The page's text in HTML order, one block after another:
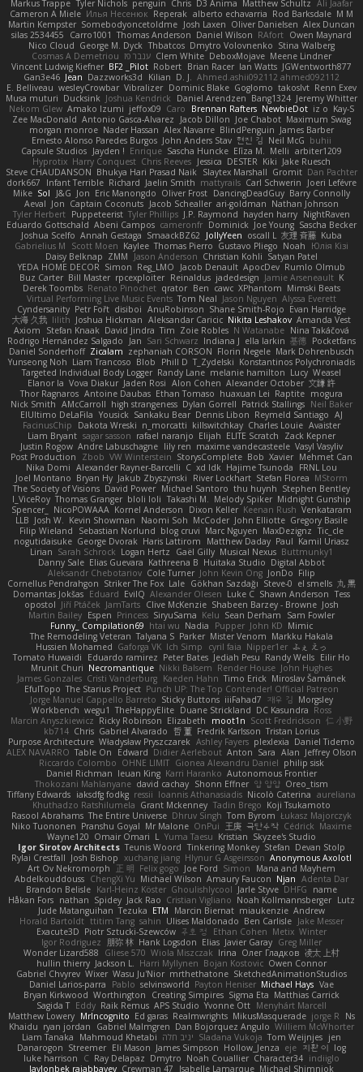
Markus Trappe Tyler Nichols penguin Chris D3 Anima Matthew Schultz Ali Jaafar
Cameron A Miele Илья Несенюк Reperak alberto echavarria Rod Barksdale M M
Martin Kempster Somebodyoncetoldme Josh Laxen Oliver Danielsen Alex Duncan
silas 2534455
Carro1001 Thomas Anderson Daniel Wilson RAfort Owen Maynard
Nico Cloud George M. Dyck Thbatcos Dmytro Volovnenko Stina Walberg
Cosmas A Demetriou ענבר פז Clem White DeboxMojave Meene Lindner
Vincent Ludwig Kiefner BF2 _Pilot Robert Brian Racer Ian Watts JGWentworth877
Gan3e46 Jean Dazzworks3d Kilian D. J.
Ahmed.ashii092112 ahmed092112
E. Belliveau wesleyCrowbar Vibralizer Dominic Blake Goglomo takoslvt Renn Exev
Musa muturi Ducksink Joshua Kendrick Daniel Arendzen Bang1324 Jeremy Whitter
Nekom Glew Amako Izumi jeffox09 Caro Brennan Rafters NewbieDot iz o Kay-S
Zee MacDonald Antonio Gasca-Alvarez Jacob Dillon Joe Chabot Maximum Swag
morgan monroe Nader Hassan Alex Navarre BlindPenguin James Barber
Ernesto Alonso Paredes Burgos John Anders Stav 현진 김 Neil McG buhii
Capsule Studios Jayden ! Enrique Sascha Huncke Elīza M. Melli arbiter1209
Hyprotix Harry Conquest Chris Reeves Jessica DESTER Kiki Jake Ruesch
Steve CHAUDANSON Bhukya Hari Prasad Naik Slaytex Marshall Gromit Dan Pachter
dork667
Infant Terrible Richard Jaelin Smith mattyrails Carl Schwerin
Joeri Lefévre
Mike Sol J&G Jon Eric Manongdo Oliver Frost DancingDeadGuy Barry Connolly
Aeval Jon Captain Coconuts Jacob Schealler ari-goldman Nathan Johnson
Tyler Herbert Puppeteerist Tyler Phillips J.P. Raymond hayden harry NightRaven
Eduardo Gottschald Abeni Campos cameronfr Dominick Joe Young Sascha Becker
Joshua Scelfo Annah Gestaga SmaackBZ62 JollyYeen oscall L 友理 斉藤 Kuba
Gabrielius M
Scott Moen Kaylee Thomas Pierro Gustavo Pliego Noah
Юлія Кізі
Daisy Belknap ZMM Jason Anderson Christian Kohli Satyan Patel
YEDA HOME DECOR Simon Reg_LMO Jacob Denault ApocDev Rumlo Olmub
Buz Carter Bill Master rpcexploiter Reinaldus jadedesign Jamie Arseneault K
Derek Toombs Renato Pinochet qrator Ben cawc XPhantom Mimski Beats
Virtual Performing Live Music Events Tom Neal Jason Nguyen Alyssa Everett
Cyndersanity Petr Fořt disiboi AnuRobinson Shane Smith-Rojo Evan Harridge
大海 久我 lilith Joshua Hickman Aleksandar Caricic Nikita Leshakov Amanda Vest
Axiom
Stefan Knaak David Jindra Tim Zoie Robles N Watanabe Nina Takáčová
Rodrigo Hernández Salgado
Jan Sari Schwarz Indiana J ella larkin 基德 Pocketfans
Daniel Sonderhoff Zicalam zephaniah CORSON Florin Negele Mark Dohrenbusch
Yunseong Noh Liam Trancoso Blob Phill D T_Zydelski Konstantinos Polychroniadis
Targeted Individual Body Logger Randy Lane melanie hamilton Lucy Weasel
Elanor la Vova Diakur Jaden Rosi Alon Cohen Alexander October 文謙 許
Thor Ragnaros Antoine Daubas Ethan Tomaso huaxuan Lei Raptite mogura
Nick Smith AMcCarroll high strangeness Dylan Gorrell Patrick Stallings Neil Baker
ElUltimo DeLaFila Yousick Sankaku Bear Dennis Libon Reymeld Santiago AJ
FacinusChip
Dakota Wreski n_morcatti killswitchkay Charles Louie Avaister
Liam Bryant sagar sasson rafael naranjo Elijah ELITE Scratch
Zack Kepner
Justin Rogow Andre Labuschagne lily ren maxime vandecasteele Vasyl Vasyliv
Post Production
Zbob VW Winterstein StorysComplete Bob Xavier Mehmet Can
Nika Domi Alexander Rayner-Barcelli C xd Idk Hajime Tsunoda
FRNL Lou
Joel Montano Bryan Hy Jakub Zbyszynski River Lockhart Stefan Florea MStorm
The Society of Visions David Power Michael Santoro thu huynh Stephen Bentley
I_ViceRoy Thomas Granger bloli loli Takashi M. Melody Spiker Midnight Gunship
Spencer_
NicoPOWAAA Kornel Anderson Dixon Keller Keenan Rush Venkataram
LLB Josh W. Kevin Showman Naomi Soh McCoder John Elliotte Gregory Basile
Filip Wieland
Sebastian Norlund blog cruvi Marc Nguyen MaxDezignz Tic_cle
nogutidaisuke George Dvorak Haris Lattirom Matthew Daday Paul Kamil Uriasz
Lirian Sarah Schrock Logan Hertz Gaël Gilly Musical Nexus Buttmunky1
Danny Sale Elias Guevara Kathreena B Huitaka Studio Digital Abbot
Aleksandr Chebotariov Cole Turner John Kevin Ong JonDo Filip
Cornellus Pendrahgon Striker The Fox Lale Gökhan Sazdağı Steve-0 el smells 丸 黒
Domantas Jokšas Eduard EvilQ Alexander Olesen Luke C Shawn Anderson Tess
opostol Jiří Ptáček JamTarts Clive McKenzie Shabeen Barzey - Browne Josh
Martin Bailey Espen Princess SiryuSama Kelu Sean Derham
Sam Fowler
Funny_ Compilation69 htai wu Nadia Pupper John KD Mimic
The Remodeling Veteran Talyana S Parker Mister Venom Markku Hakala
Hussien Mohamed Gaforga VK Ich Simp cyril faia Nipper1er ふぇ えっ
Tomato Huwaidi
Eduardo ramirez Peter Bates Jediah Pesu Randy Wells Eilir Ho
Mrunit Churi Necromantique Nikki Balsem Render House John Hughes
James Gonzales Cristi Vanderburg Kaeden Hahn Timo Erick Miroslav Šamánek
EfulTopo The Starius Project Punch UP: The Top Contender! Official Patreon
Jorge Manuel Cappello Barreto Sticky Buttons iiiFahad7 재우 김 Morgsley
Workbench wegu1 TheHappyElite Duane Strickland DC Kasundra Ross
Marcin Anyszkiewicz Ricky Robinson Elizabeth moot1n Scott Fredrickson 仁 小野
kb714 Chris Gabriel Alvarado 哲 董 Fredrik Karlsson Tristan Lorius
Purpose Architecture Władysław Pryszczarek Ashley Fayers plexlexia Daniel Tidemo
ALEX NAVARRO Table On Edward Didier Aerlebout Anton Sara Alan Jeffrey Olson
Riccardo Colombo OHNE LIMIT Gionea Alexandru Daniel philip sisk
Daniel Richman Ieuan King Karri Haranko Autonomous Frontier
Thokozani Mahlanyane david cachay Shonn Effner 얍 얍얍 Oreo_tism
Tiffany Edwards iaksdfg fodkg ressii Ioannis Athanasiadis Nicolò Caterina aureliana
Khuthadzo Ratshilumela Grant Mckenney Tadin Brego Koji Tsukamoto
Rasool Abrahams The Entire Universe Dhruv Singh Tom Byrom Łukasz Majorczyk
Niko Tuononen Pranshu Goyal Mr Malone OnPui 王庚 극단수작 Cédrick Maxime
Wayne120 Omair Omari L Yuma Taesu Kristian Skyzee's Studio
Igor Sirotov Architects Teunis Woord Tinkering Monkey Stefan Devan Stolp
Rylai Crestfall Josh Bishop xuchang jiang Hlynur G Asgeirsson Anonymous Axolotl
Art Ov Nekromorph
正 明 Felix gogo Joe Ford Simon
Mana and Mayhem
Abdelkouddouss ChengXi Yu Michael Wilson Amaury Faucon Njan Adenta Dar
Brandon Belisle Karl-Heinz Köster Ghoulishlycool Jarle Styve DHFG
name
Håkan Fors nathan Spidey Jack Rao Cristian Vigliano Noah Kollmannsberger Lutz
Jude Matanguihan Tezuka ETM Marcin Biernat miaukenzie Andrew
Horald Bartoldt ttitim Tang sahin Ulises Maldonado Ben Carlisle Jake Messer
Exacute3D Piotr Sztucki-Szewców 주호 정 Ethan Cohen Metix Winter
Igor Rodriguez
朋弥 林 Hank Logsdon Elias Javier Garay Greg Miller
Wonder Lizard588
Gliese 570 Wiola Miszczak Irina Олег Гладков 凌太 上村
hullin thierry Jackson L. Harri Myllynen Bojan Kostovic Owen Connor
Gabriel Chvyrev Wixer Wasu Ju'Nior mrthethatone SketchedAnimationStudios
Daniel Larios-parra
Pablo selvinsworld Payton Heniser Michael Hays Vae
Bryan Kirkwood Worthington Creating Simpires Sigma Eta Matthias Carrick
Sagida T Eddy Raik Remus APS Studio Yvonne Ott Menyhárt Marcell
Matthew Lowery MrIncognito Ed garas Realmwrights MikusMasquerade jorge R
Ns
Khaidu ryan jordan Gabriel Malmgren Dan Bojorquez Angulo Williem McWhorter
Liam Tanaka
Mahmoud Khetabi יניב חלה Sladana Vukoja Tom Weijnjes jen
Danarogon Streemer Eli Mason James Simpson Hollow_Jenza eje 지환 이 log
luke harrison
C Ray Delapaz Dmytro Noah Couallier Character34 indiiglo
Javlonbek rajabbayev Crewman 47 Isabelle Lamarque Michael Shimniok